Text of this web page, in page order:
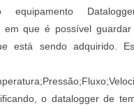
equipamento
em que é possível guardar
está sendo adquirido.
o datalogger de